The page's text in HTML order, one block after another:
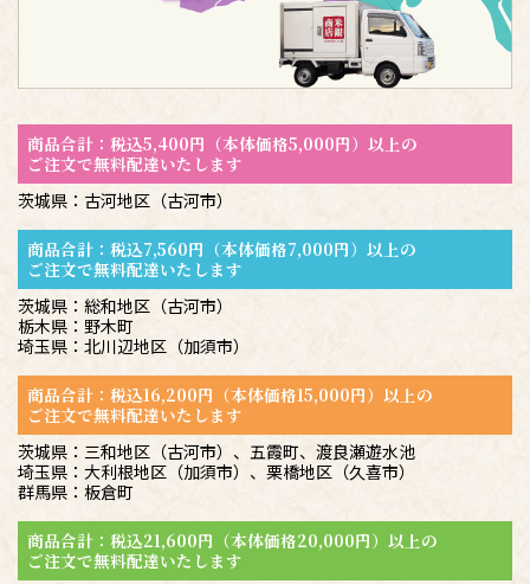
商品合計：税込5,400円（本体価格5,000円）以上の
ご注文で無料配達いたします
茨城県：古河地区（古河市）
商品合計：税込7,560円（本体価格7,000円）以上の
ご注文で無料配達いたします
茨城県：総和地区（古河市）
栃木県：野木町
埼玉県：北川辺地区（加須市）
商品合計：税込16,200円（本体価格15,000円）以上の
ご注文で無料配達いたします
茨城県：三和地区（古河市）、五霞町、渡良瀬遊水池
埼玉県：大利根地区（加須市）、栗橋地区（久喜市）
群馬県：板倉町
商品合計：税込21,600円（本体価格20,000円）以上の
ご注文で無料配達いたします